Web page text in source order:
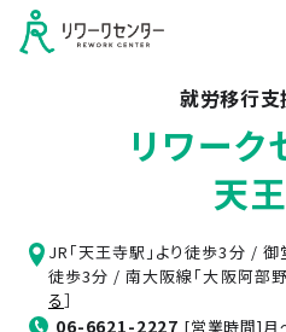
就労移行
リワーク
天
JR「天王寺駅」より徒歩3分 / 御
徒歩3分 / 南大阪線「大阪阿部野
る］
06-6621-2227 [営業時間]月